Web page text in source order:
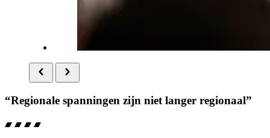
“Regionale spanningen zijn niet langer regionaal”